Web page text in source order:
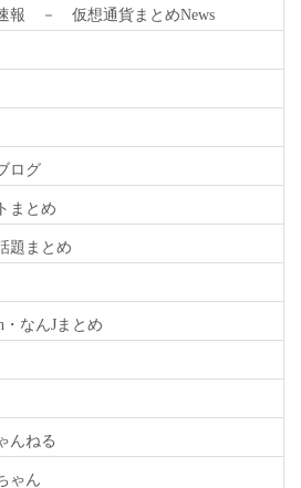
報 － 仮想通貨まとめNews
ログ
まとめ
題まとめ
なんJまとめ
んねる
ゃん